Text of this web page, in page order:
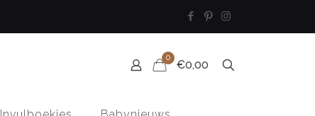
0
€0,00